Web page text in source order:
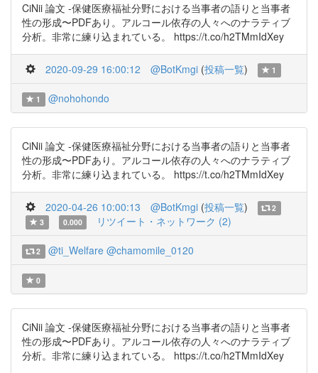
CiNii 論文 -保健医療福祉分野における当事者の語りと当事者
性の形成〜PDFあり。アルコール依存の人々へのナラティブ
分析。非常に練り込まれている。 https://t.co/h2TMmIdXey
2020-09-29 16:00:12 @BotKmgi (投稿一覧) 1
1 @nohohondo
CiNii 論文 -保健医療福祉分野における当事者の語りと当事者
性の形成〜PDFあり。アルコール依存の人々へのナラティブ
分析。非常に練り込まれている。 https://t.co/h2TMmIdXey
2020-04-26 10:00:13 @BotKmgi (投稿一覧)
2
3
0.000 リツイート・ネットワーク (2)
2 @ti_Welfare @chamomile_0120
0
CiNii 論文 -保健医療福祉分野における当事者の語りと当事者
性の形成〜PDFあり。アルコール依存の人々へのナラティブ
分析。非常に練り込まれている。 https://t.co/h2TMmIdXey